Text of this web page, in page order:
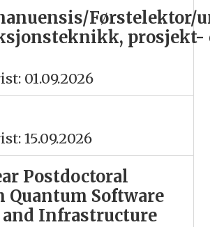
Førstelektor/
prosjekt-
01.09.2026
15.09.2026
Postdoctoral
Quantum Software
and Infrastructure